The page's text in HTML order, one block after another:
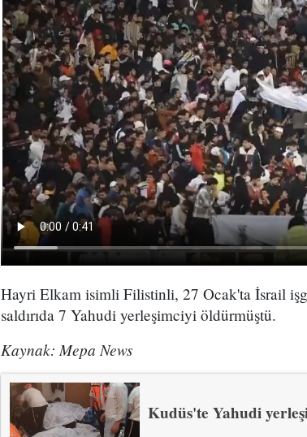
Hayri Elkam isimli Filistinli, 27 Ocak'ta İsrail
saldırıda 7 Yahudi yerleşimciyi öldürmüştü.
Kaynak: Mepa News
Kudüs'te Yahudi